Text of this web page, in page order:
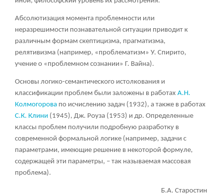
Абсолютизация момента проблемности или
неразрешимости познавательной ситуации приводит к
различным формам скептицизма, прагматизма,
релятивизма (например, «проблематизм» У. Спирито,
учение о «проблемном сознании» Г. Вайна).
Основы логико-семантического истолкования и
классификации проблем были заложены в работах А.Н.
Колмогорова по исчислению задач (1932), а также в работах
С.К. Клини (1945), Дж. Роуза (1953) и др. Определенные
классы проблем получили подробную разработку в
современной формальной логике (например, задачи с
параметрами, имеющие решение в некоторой формуле,
содержащей эти параметры, – так называемая массовая
проблема).
Б.А. Старостин